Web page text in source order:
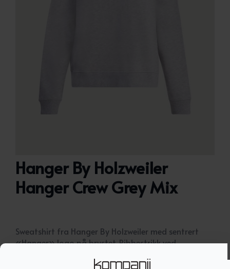
Hanger By Holzweiler
Hanger Crew Grey Mix
Sweatshirt fra Hanger By Holzweiler med sentrert
«Hanger» logo på brystet. Ribbestrikk ved